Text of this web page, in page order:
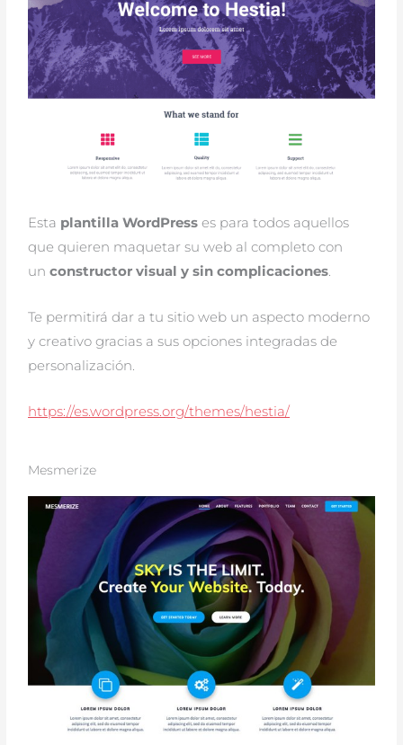
Esta plantilla WordPress es para todos aquellos
que quieren maquetar su web al completo con
unconstructor visual y sin complicaciones.
Te permitirá dar a tu sitio web un aspecto moderno
y creativo gracias a sus opciones integradas de
personalización.
https://es.wordpress.org/themes/hestia/
Mesmerize